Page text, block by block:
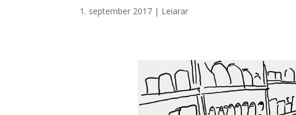
1. september 2017 | Leiarar